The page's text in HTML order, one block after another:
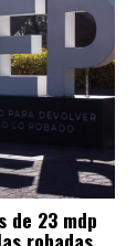
de 23 mdp
robadas